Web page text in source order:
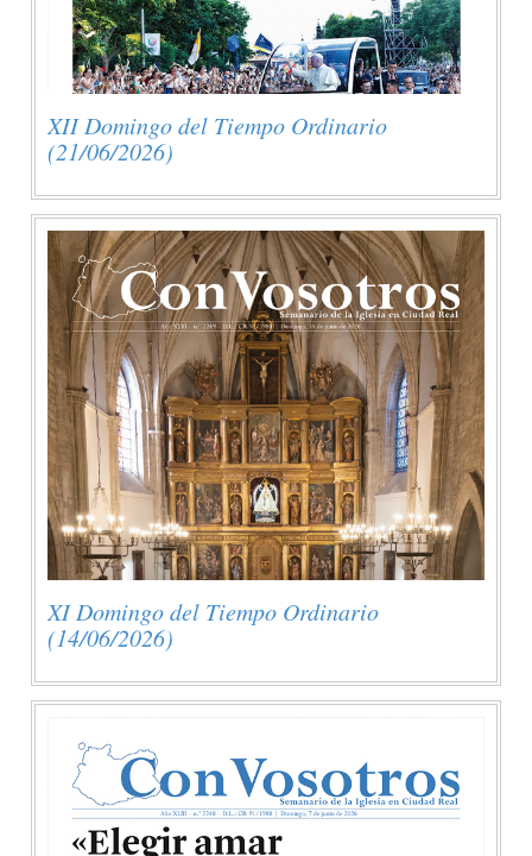
XII Domingo del Tiempo Ordinario
(21/06/2026)
XI Domingo del Tiempo Ordinario
(14/06/2026)